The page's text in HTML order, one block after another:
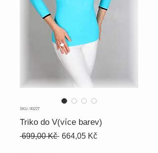
SKU: 0022T
Triko do V(více barev)
699,00 Kč Běžná
664,05 KčZvýhodněná